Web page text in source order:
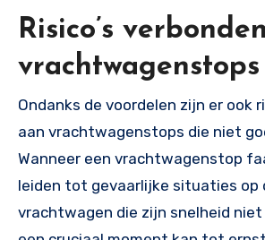
Risico’s
vrachtwagenstops
Ondanks de voordelen zijn er ook
aan vrachtwagenstops die niet
Wanneer een vrachtwagenstop
leiden tot gevaarlijke situaties op
vrachtwagen die zijn snelheid niet